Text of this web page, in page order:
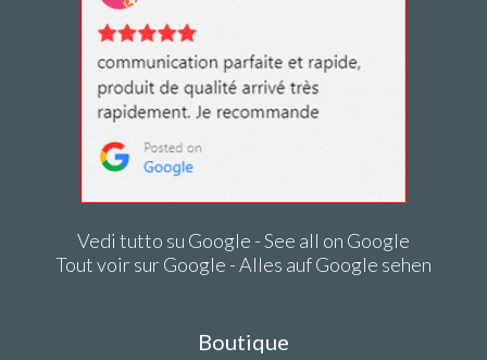
Vedi tutto su Google - See all on Google
Tout voir sur Google - Alles auf Google sehen
Boutique